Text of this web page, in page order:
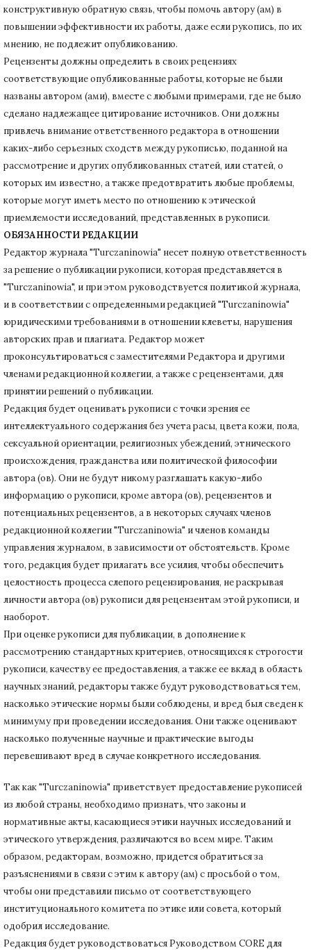
конструктивную обратную связь, чтобы помочь автору (ам) в
повышении эффективности их работы, даже если рукопись, по их
мнению, не подлежит опубликованию.
Рецензенты должны определить в своих рецензиях
соответствующие опубликованные работы, которые не были
названы автором (ами), вместе с любыми примерами, где не было
сделано надлежащее цитирование источников. Они должны
привлечь внимание ответственного редактора в отношении
каких-либо серьезных сходств между рукописью, поданной на
рассмотрение и других опубликованных статей, или статей, о
которых им известно, а также предотвратить любые проблемы,
которые могут иметь место по отношению к этической
приемлемости исследований, представленных в рукописи.
ОБЯЗАННОСТИ РЕДАКЦИИ
Редактор журнала "Turczaninowia" несет полную ответственность
за решение о публикации рукописи, которая представляется в
"Turczaninowia", и при этом руководствуется политикой журнала,
и в соответствии с определенными редакцией "Turczaninowia"
юридическими требованиями в отношении клеветы, нарушения
авторских прав и плагиата. Редактор может
проконсультироваться с заместителями Редактора и другими
членами редакционной коллегии, а также с рецензентами, для
принятии решений о публикации.
Редакция будет оценивать рукописи с точки зрения ее
интеллектуального содержания без учета расы, цвета кожи, пола,
сексуальной ориентации, религиозных убеждений, этнического
происхождения, гражданства или политической философии
автора (ов). Они не будут никому разглашать какую-либо
информацию о рукописи, кроме автора (ов), рецензентов и
потенциальных рецензентов, а в некоторых случаях членов
редакционной коллегии "Turczaninowia" и членов команды
управления журналом, в зависимости от обстоятельств. Кроме
того, редакция будет прилагать все усилия, чтобы обеспечить
целостность процесса слепого рецензирования, не раскрывая
личности автора (ов) рукописи для рецензентам этой рукописи, и
наоборот.
При оценке рукописи для публикации, в дополнение к
рассмотрению стандартных критериев, относящихся к строгости
рукописи, качеству ее предоставления, а также ее вклад в область
научных знаний, редакторы также будут руководствоваться тем,
насколько этические нормы были соблюдены, и вред был сведен к
минимуму при проведении исследования. Они также оценивают
насколько полученные научные и практические выгоды
перевешивают вред в случае конкретного исследования.
Так как "Turczaninowia" приветствует предоставление рукописей
из любой страны, необходимо признать, что законы и
нормативные акты, касающиеся этики научных исследований и
этического утверждения, различаются во всем мире. Таким
образом, редакторам, возможно, придется обратиться за
разъяснениями в связи с этим к автору (ам) с просьбой о том,
чтобы они представили письмо от соответствующего
институционального комитета по этике или совета, который
одобрил исследование.
Редакция будет руководствоваться Руководством CORE для